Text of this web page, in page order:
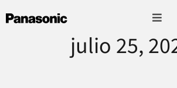
julio 25,